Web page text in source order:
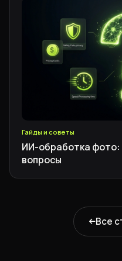
Гайды и советы
ИИ-обработка фото:
вопросы
Все